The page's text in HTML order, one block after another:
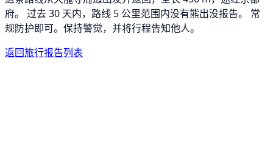
府。 过去 30 天内，路线 5 公里范围内没有熊出没报告。 常
规防护即可。保持警觉，并将行程告知他人。
返回旅行报告列表